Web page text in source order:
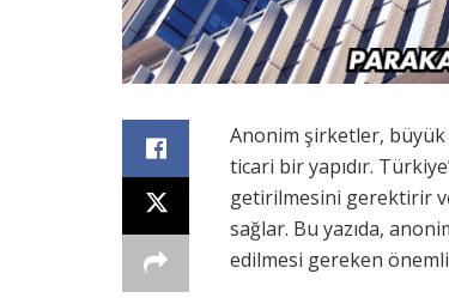
Anonim şirketler, büyük
ticari bir yapıdır.
getirilmesini gerektirir
sağlar. Bu yazıda,
edilmesi gereken önemli